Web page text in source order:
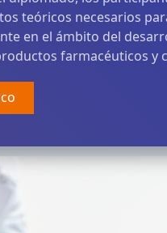
teóricos necesarios
en el ámbito del
farmacéuticos y